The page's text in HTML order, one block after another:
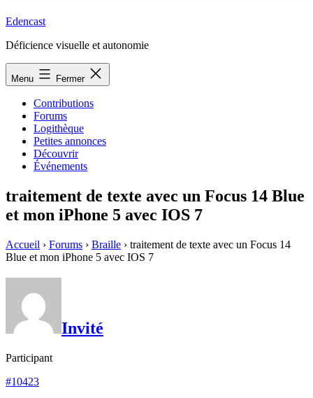
Edencast
Déficience visuelle et autonomie
Menu Fermer
Contributions
Forums
Logithèque
Petites annonces
Découvrir
Événements
traitement de texte avec un Focus 14 Blue
et mon iPhone 5 avec IOS 7
Accueil › Forums › Braille › traitement de texte avec un Focus 14
Blue et mon iPhone 5 avec IOS 7
Invité
Participant
#10423